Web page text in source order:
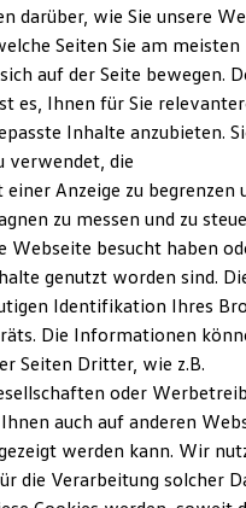
Modelle
und Updates
ID.
darüber, wie Sie unsere
Seiten Sie am meisten
auf der Seite bewegen.
es, Ihnen für Sie
Inhalte anzubieten.
verwendet, die
Anzeige zu begrenzen
zu messen und zu
Webseite besucht haben
genutzt worden sind.
Identifikation Ihres
Die Informationen
Seiten Dritter, wie z.B.
oder
auch auf anderen
werden kann. Wir
die Verarbeitung solcher